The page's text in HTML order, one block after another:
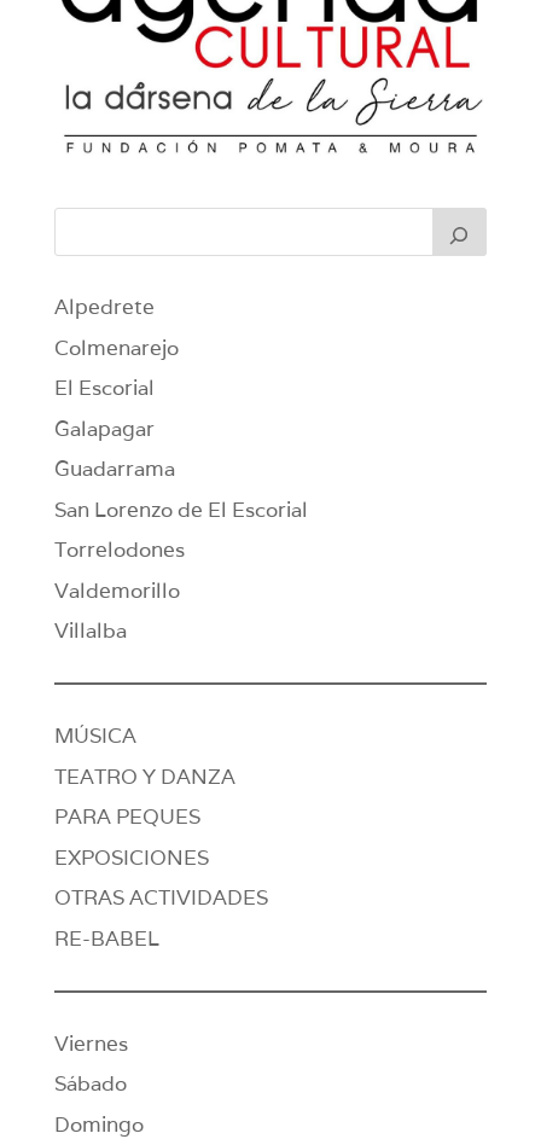
Alpedrete
Colmenarejo
El Escorial
Galapagar
Guadarrama
San Lorenzo de El Escorial
Torrelodones
Valdemorillo
Villalba
MÚSICA
TEATRO Y DANZA
PARA PEQUES
EXPOSICIONES
OTRAS ACTIVIDADES
RE-BABEL
Viernes
Sábado
Domingo